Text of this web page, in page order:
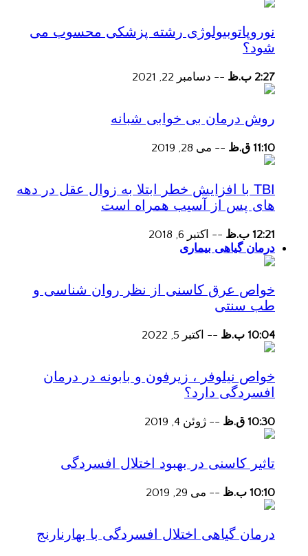
نوروپاتوبیولوژی رشته پزشکی محسوب می
شود؟
2:27 ب.ظ -- دسامبر 22, 2021
روش درمان بی خوابی شبانه
11:10 ق.ظ -- می 28, 2019
TBI با افزایش خطر ابتلا به زوال عقل در دهه
های پس از آسیب همراه است
12:21 ب.ظ -- اکتبر 6, 2018
درمان گیاهی بیماری
خواص عرق کاسنی از نظر روان شناسی و
طب سنتی
10:04 ب.ظ -- اکتبر 5, 2022
خواص نیلوفر ، زیرفون و بابونه در درمان
افسردگی دارد؟
10:30 ق.ظ -- ژوئن 4, 2019
تاثیر کاسنی در بهبود اختلال افسردگی
10:10 ب.ظ -- می 29, 2019
درمان گیاهی اختلال افسردگی با بهارنارنج